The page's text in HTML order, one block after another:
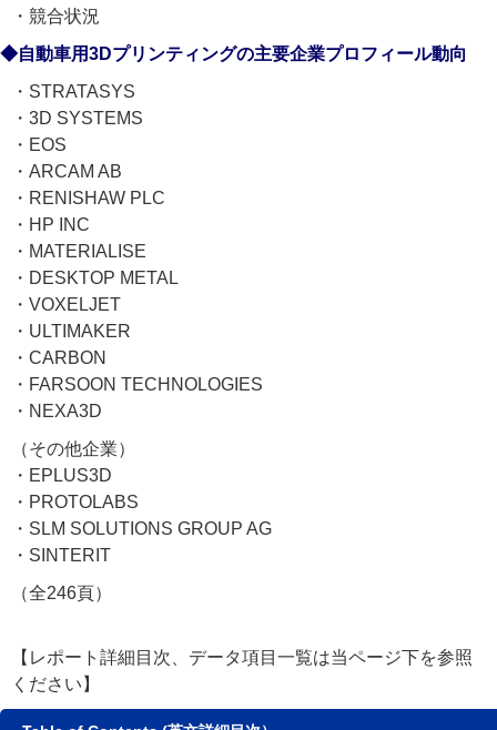
・競合状況
◆自動車用3Dプリンティングの主要企業プロフィール動向
・STRATASYS
・3D SYSTEMS
・EOS
・ARCAM AB
・RENISHAW PLC
・HP INC
・MATERIALISE
・DESKTOP METAL
・VOXELJET
・ULTIMAKER
・CARBON
・FARSOON TECHNOLOGIES
・NEXA3D
（その他企業）
・EPLUS3D
・PROTOLABS
・SLM SOLUTIONS GROUP AG
・SINTERIT
（全246頁）
【レポート詳細目次、データ項目一覧は当ページ下を参照
ください】